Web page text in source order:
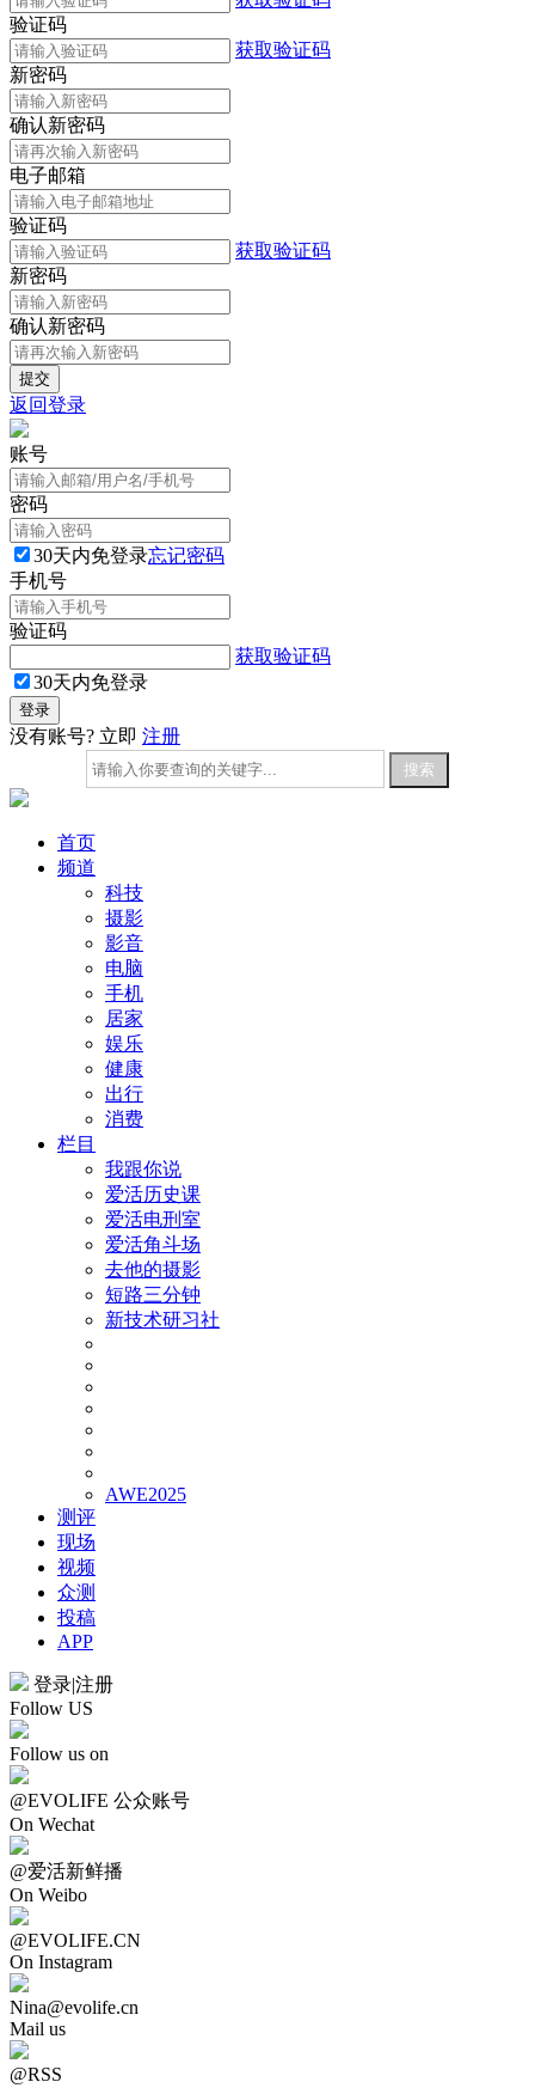
验证码
获取验证码
新密码
确认新密码
电子邮箱
验证码
获取验证码
新密码
确认新密码
返回登录
账号
密码
30天内免登录忘记密码
手机号
验证码
获取验证码
30天内免登录
没有账号? 立即 注册
首页
频道
科技
摄影
影音
电脑
手机
居家
娱乐
健康
出行
消费
栏目
我跟你说
爱活历史课
爱活电刑室
爱活角斗场
去他的摄影
短路三分钟
新技术研习社
AWE2025
测评
现场
视频
众测
投稿
APP
登录|注册
Follow US
Follow us on
@EVOLIFE 公众账号
On Wechat
@爱活新鲜播
On Weibo
@EVOLIFE.CN
On Instagram
Nina@evolife.cn
Mail us
@RSS